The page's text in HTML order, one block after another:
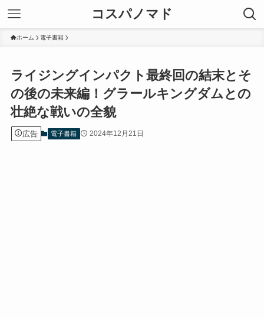
コスパノマド
ホーム 電子書籍
ライジングインパクト最終回の結末とそ
の後の未来編！グラールキングダムとの
壮絶な戦いの全貌
広告 電子書籍 2024年12月21日